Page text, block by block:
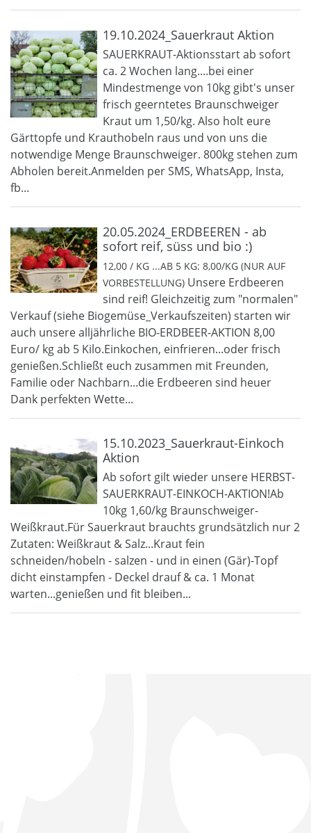
19.10.2024_Sauerkraut Aktion
SAUERKRAUT-Aktionsstart ab sofort
ca. 2 Wochen lang....bei einer
Mindestmenge von 10kg gibt's unser
frisch geerntetes Braunschweiger
Kraut um 1,50/kg. Also holt eure
Gärttopfe und Krauthobeln raus und von uns die
notwendige Menge Braunschweiger. 800kg stehen zum
Abholen bereit.Anmelden per SMS, WhatsApp, Insta,
fb...
20.05.2024_ERDBEEREN - ab
sofort reif, süss und bio :)
12,00 / KG ...AB 5 KG: 8,00/KG (NUR AUF
VORBESTELLUNG) Unsere Erdbeeren
sind reif! Gleichzeitig zum "normalen"
Verkauf (siehe Biogemüse_Verkaufszeiten) starten wir
auch unsere alljährliche BIO-ERDBEER-AKTION 8,00
Euro/ kg ab 5 Kilo.Einkochen, einfrieren...oder frisch
genießen.Schließt euch zusammen mit Freunden,
Familie oder Nachbarn...die Erdbeeren sind heuer
Dank perfekten Wette...
15.10.2023_Sauerkraut-Einkoch
Aktion
Ab sofort gilt wieder unsere HERBST-
SAUERKRAUT-EINKOCH-AKTION!Ab
10kg 1,60/kg Braunschweiger-
Weißkraut.Für Sauerkraut brauchts grundsätzlich nur 2
Zutaten: Weißkraut & Salz...Kraut fein
schneiden/hobeln - salzen - und in einen (Gär)-Topf
dicht einstampfen - Deckel drauf & ca. 1 Monat
warten...genießen und fit bleiben...